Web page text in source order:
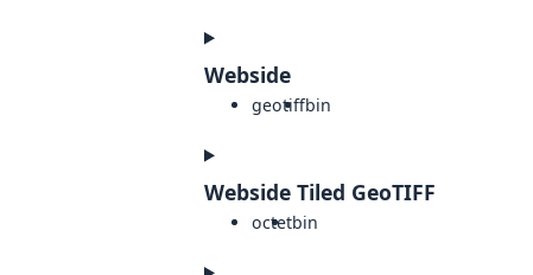
Webside
geotiffbin
Webside Tiled GeoTIFF
octetbin